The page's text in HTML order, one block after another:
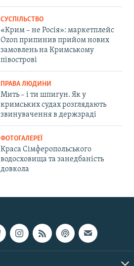
СУСПІЛЬСТВО
«Крим – не Росія»: маркетплейс
Ozon припинив прийом нових
замовлень на Кримському
півострові
ПРАВА ЛЮДИНИ
Мить – і ти шпигун. Як у
кримських судах розглядають
звинувачення в держзраді
ФОТОГАЛЕРЕЇ
Краса Сімферопольського
водосховища та занедбаність
довкола